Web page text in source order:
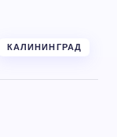
КАЛИНИНГРАД